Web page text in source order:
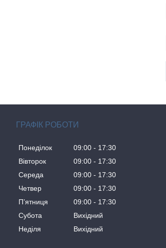
ГРАФІК РОБОТИ
Понеділок 09:00
17:30
Вівторок
09:00
17:30
Середа
09:00
17:30
Четвер
09:00
17:30
Пʼятниця
09:00
17:30
Субота
Вихідний
Неділя
Вихідний